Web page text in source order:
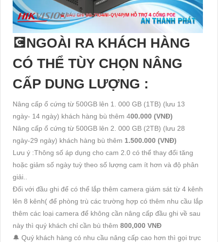
💽NGOÀI RA KHÁCH HÀNG
CÓ THỂ TÙY CHỌN NÂNG
CẤP DUNG LƯỢNG :
Nâng cấp ổ cứng từ 500GB lên 1. 000 GB (1TB) (lưu 13
ngày- 14 ngày) khách hàng bù thêm 400.000 (VNĐ)
Nâng cấp ổ cứng từ 500GB lên 2. 000 GB (2TB) (lưu 28
ngày-29 ngày) khách hàng bù thêm 1.500.000 (VNĐ)
Lưu ý :Thông số áp dụng cho cam 2.0 có thể thay đổi tăng
hoặc giảm số ngày tuỳ theo số lượng cam ít hơn và độ phân
giải..
Đối với đầu ghi để có thể lắp thêm camera giám sát từ 4 kênh
lên 8 kênh( để phòng trù các trường hợp có thêm nhu cầu lắp
thêm các loại camera để không cần nâng cấp đầu ghi về sau
này thì quý khách chỉ cần bù thêm 800,000 VNĐ
🔔 Quý khách hàng có nhu cầu nâng cấp cao hơn thì gọi trực